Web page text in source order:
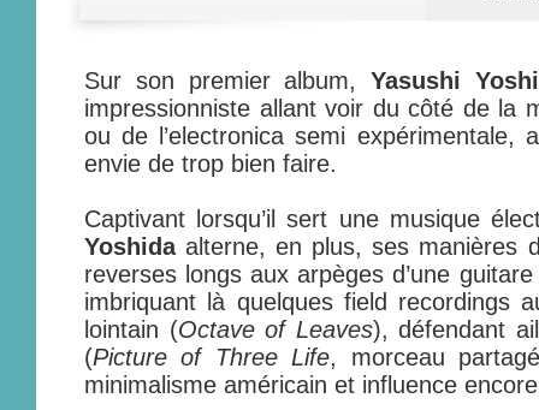
Sur son premier album, Yasushi
impressionniste allant voir du côté de la
ou de l’electronica semi expérimentale,
envie de trop bien faire.
Captivant lorsqu’il sert une musique
Yoshidaalterne, en plus, ses manières
reverses longs aux arpèges d’une
imbriquant là quelques field recordings
lointain (Octave of Leaves), défendant
(Picture of Three Life, morceau
minimalisme américain et influence